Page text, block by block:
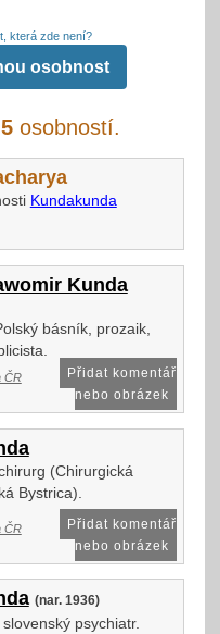
která zde není?
osobnost
5osobností.
Kundakunda
Kunda
básník, prozaik,
ČR
Přidat komentář
nebo obrázek
(Chirurgická
Bystrica).
ČR
Přidat komentář
nebo obrázek
(nar. 1936)
psychiatr.